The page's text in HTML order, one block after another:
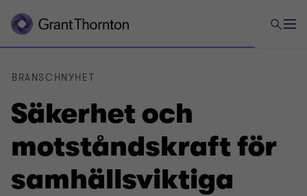
Säkerhet och
motståndskraft för
samhällsviktiga
BRANSCHNYHET